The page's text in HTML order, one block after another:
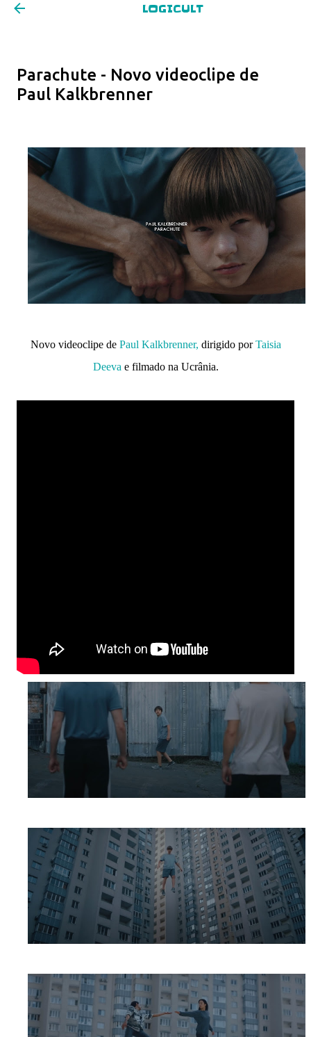
LOGICULT
Parachute - Novo videoclipe de
Paul Kalkbrenner
Novo videoclipe de Paul Kalkbrenner, dirigido porTaisia
Deeva e filmado na Ucrânia.